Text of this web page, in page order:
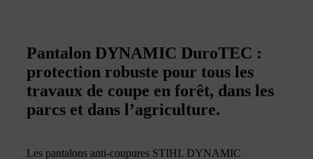
Pantalon DYNAMIC DuroTEC :
protection robuste pour tous les
travaux de coupe en forêt, dans les
parcs et dans l’agriculture.
Les pantalons anti-coupures STIHL DYNAMIC